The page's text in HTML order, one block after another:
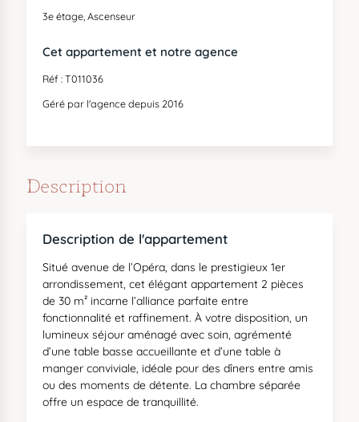
3e étage, Ascenseur
Cet appartement et notre agence
Réf : T011036
Géré par l'agence depuis 2016
Description
Description de l'appartement
Situé avenue de l’Opéra, dans le prestigieux 1er
arrondissement, cet élégant appartement 2 pièces
de 30 m² incarne l’alliance parfaite entre
fonctionnalité et raffinement. À votre disposition, un
lumineux séjour aménagé avec soin, agrémenté
d’une table basse accueillante et d’une table à
manger conviviale, idéale pour des dîners entre amis
ou des moments de détente. La chambre séparée
offre un espace de tranquillité.